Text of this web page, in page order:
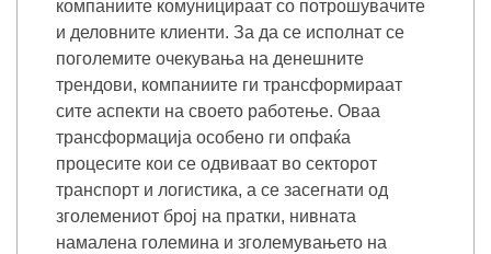
компаниите комуницираат со потрошувачите
и деловните клиенти. За да се исполнат се
поголемите очекувања на денешните
трендови, компаниите ги трансформираат
сите аспекти на своето работење. Оваа
трансформација особено ги опфаќа
процесите кои се одвиваат во секторот
транспорт и логистика, а се засегнати од
зголемениот број на пратки, нивната
намалена големина и зголемувањето на